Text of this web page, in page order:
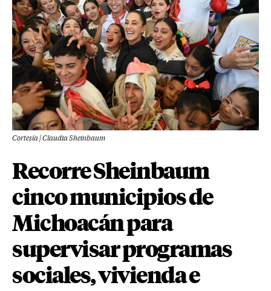
Cortesía | Claudia Sheinbaum
Recorre Sheinbaum
cinco municipios de
Michoacán para
supervisar programas
sociales, vivienda e